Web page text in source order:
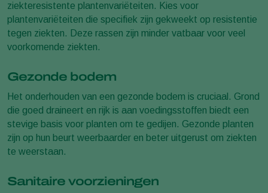
ziekteresistente plantenvariëteiten. Kies voor
plantenvariëteiten die specifiek zijn gekweekt op resistentie
tegen ziekten. Deze rassen zijn minder vatbaar voor veel
voorkomende ziekten.
Gezonde bodem
Het onderhouden van een gezonde bodem is cruciaal. Grond
die goed draineert en rijk is aan voedingsstoffen biedt een
stevige basis voor planten om te gedijen. Gezonde planten
zijn op hun beurt weerbaarder en beter uitgerust om ziekten
te weerstaan.
Sanitaire voorzieningen